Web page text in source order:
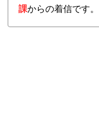
課からの着信です。